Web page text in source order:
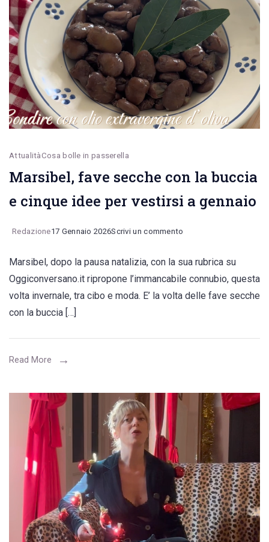
suo
tenero
cuore
bisogna
togliere
le
foglie.
AttualitàCosa bolle in passerella
Marsibel, fave secche con la buccia
e cinque idee per vestirsi a gennaio
Redazione17 Gennaio 2026Scrivi un commento
fave
secche
buccia
idee
vestirsi
gennaio
Marsibel, dopo la pausa natalizia, con la sua rubrica su
Oggiconversano.it ripropone l’immancabile connubio, questa
volta invernale, tra cibo e moda. E’ la volta delle fave secche
con la buccia […]
Read More